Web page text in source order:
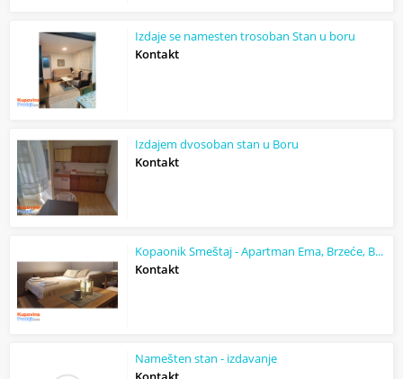
Izdaje se namesten trosoban Stan u boru
Kontakt
Izdajem dvosoban stan u Boru
Kontakt
Kopaonik Smeštaj - Apartman Ema, Brzeće, BLIZU GONDOLE
Kontakt
Namešten stan - izdavanje